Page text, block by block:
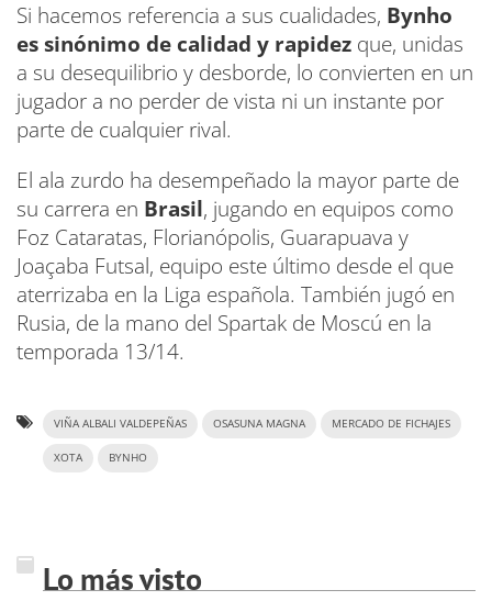
Si hacemos referencia a sus cualidades, Bynho
es sinónimo de calidad y rapidez que, unidas
a su desequilibrio y desborde, lo convierten en un
jugador a no perder de vista ni un instante por
parte de cualquier rival.
El ala zurdo ha desempeñado la mayor parte de
su carrera en Brasil, jugando en equipos como
Foz Cataratas, Florianópolis, Guarapuava y
Joaçaba Futsal, equipo este último desde el que
aterrizaba en la Liga española. También jugó en
Rusia, de la mano del Spartak de Moscú en la
temporada 13/14.
VIÑA ALBALI VALDEPEÑAS OSASUNA MAGNA MERCADO DE FICHAJES
XOTA BYNHO
Lo más visto